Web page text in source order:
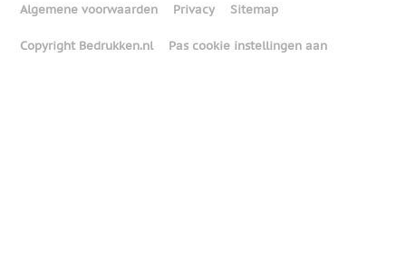
Algemene voorwaarden Privacy Sitemap
Copyright Bedrukken.nl Pas cookie instellingen aan